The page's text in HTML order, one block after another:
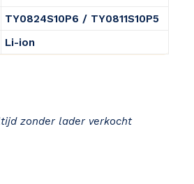
TY0824S10P6 / TY0811S10P5
Li-ion
zonder lader verkocht